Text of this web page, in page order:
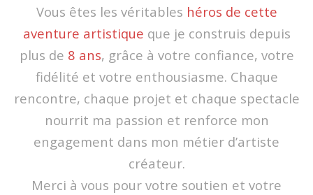
Vous êtes les véritables héros de cette
aventure artistique que je construis depuis
plus de 8 ans, grâce à votre confiance, votre
fidélité et votre enthousiasme. Chaque
rencontre, chaque projet et chaque spectacle
nourrit ma passion et renforce mon
engagement dans mon métier d’artiste
créateur.
Merci à vous pour votre soutien et votre